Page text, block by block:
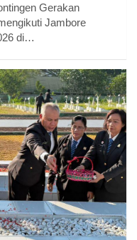
Gerakan
Jambore
di…